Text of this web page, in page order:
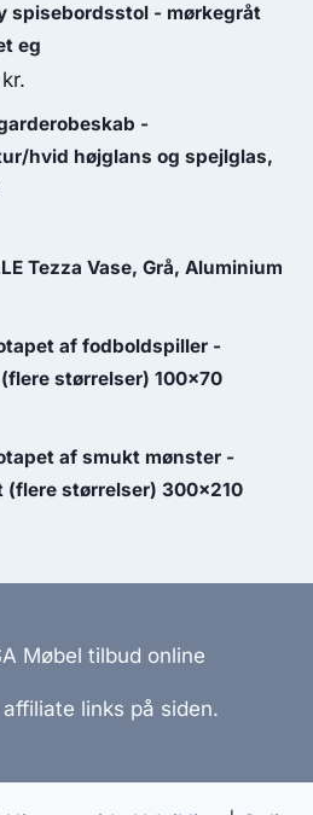
spisebordsstol - mørkegråt
eg
kr.
-
hvid højglans og spejlglas,
Tezza Vase, Grå, Aluminium
af fodboldspiller -
størrelser) 100x70
af smukt mønster -
(flere størrelser) 300x210
Møbel tilbud online
links på siden.